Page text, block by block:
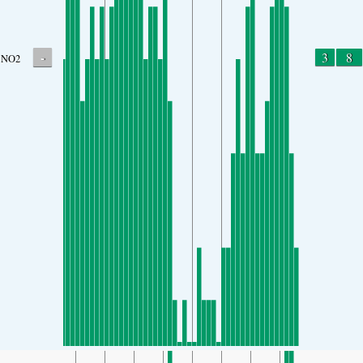
NO2 - 3 8